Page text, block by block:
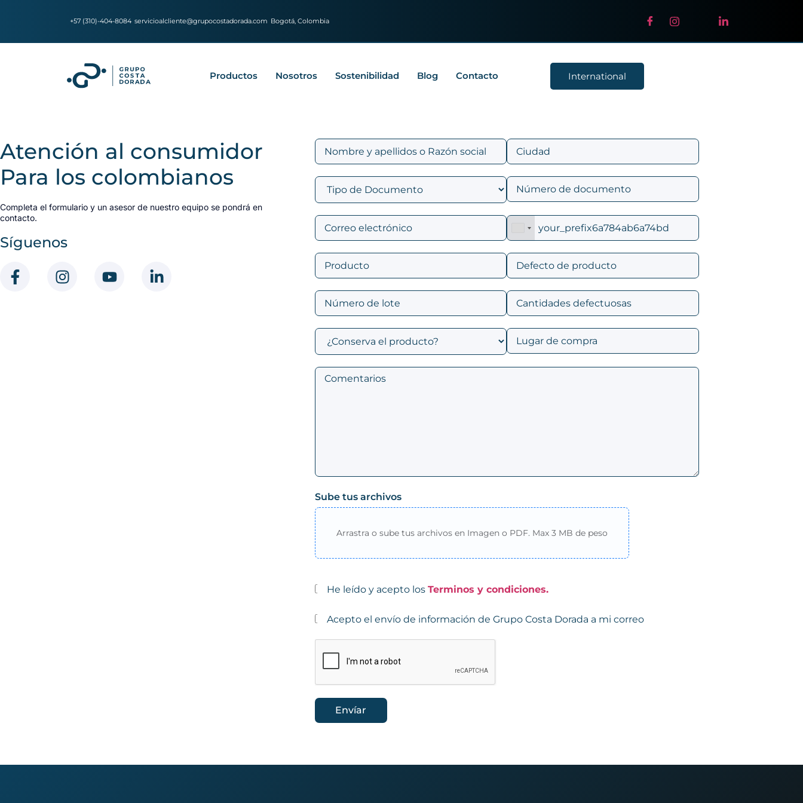
+57 (310)-404-8084 servicioalcliente@grupocostadorada.com Bogotá, Colombia
Productos Nosotros Sostenibilidad Blog Contacto International
Atención al consumidor
Para los colombianos
Completa el formulario y un asesor de nuestro equipo se pondrá en
contacto.
Síguenos
Sube tus archivos
Arrastra o sube tus archivos en Imagen o PDF. Max 3 MB de peso
He leído y acepto los Terminos y condiciones.
Acepto el envío de información de Grupo Costa Dorada a mi correo
Envíar